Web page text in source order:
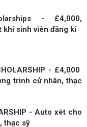
- £4,000,
khi sinh viên đăng kí
- £4,000
trình cử nhân, thạc
- Auto xét cho
thạc sỹ